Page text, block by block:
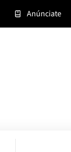
Anúnciate